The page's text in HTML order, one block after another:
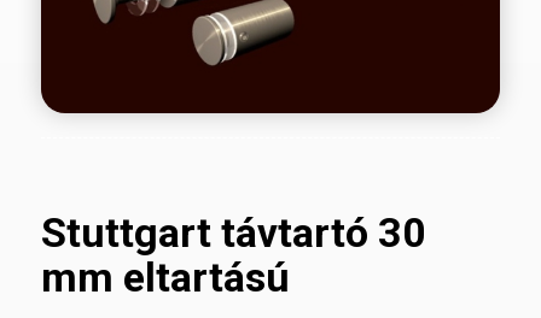
Stuttgart távtartó 30
mm eltartású